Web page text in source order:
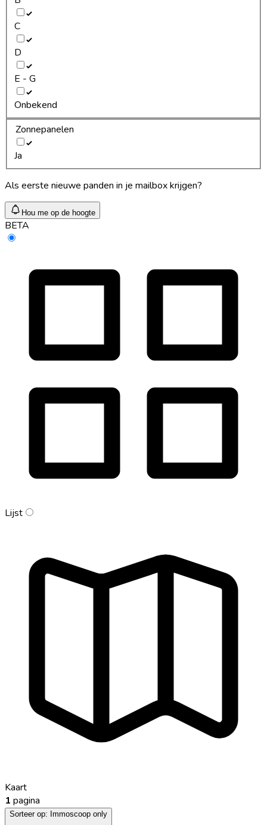
C
D
E - G
Onbekend
Zonnepanelen
Ja
Als eerste nieuwe panden in je mailbox krijgen?
Hou me op de hoogte
BETA
Lijst
Kaart
1 pagina
Sorteer op: Immoscoop only